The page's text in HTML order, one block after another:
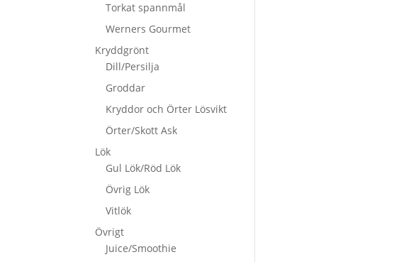
Torkat spannmål
Werners Gourmet
Kryddgrönt
Dill/Persilja
Groddar
Kryddor och Örter Lösvikt
Örter/Skott Ask
Lök
Gul Lök/Röd Lök
Övrig Lök
Vitlök
Övrigt
Juice/Smoothie